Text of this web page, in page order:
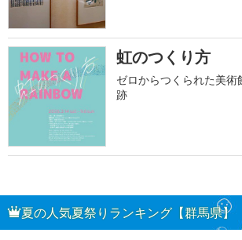
虹のつくり方
ゼロからつくられた美術
跡
夏の人気夏祭りランキング【群馬県】